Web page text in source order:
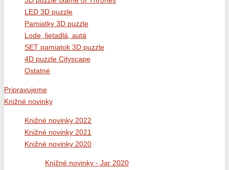
LED 3D puzzle
Pamiatky 3D puzzle
Lode, lietadlá, autá
SET pamiatok 3D puzzle
4D puzzle Cityscape
Ostatné
Pripravujeme
Knižné novinky
Knižné novinky 2022
Knižné novinky 2021
Knižné novinky 2020
Knižné novinky - Jar 2020